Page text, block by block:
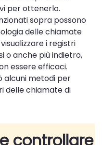
per ottenerlo.
sopra possono
delle chiamate
i registri
o anche più indietro,
essere efficaci.
alcuni metodi per
delle chiamate di
controllare